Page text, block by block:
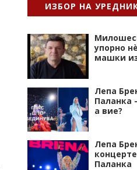
ИЗБОР НА
упорно
машки
Лепа
Паланка
а вие?
Лепа
Паланка